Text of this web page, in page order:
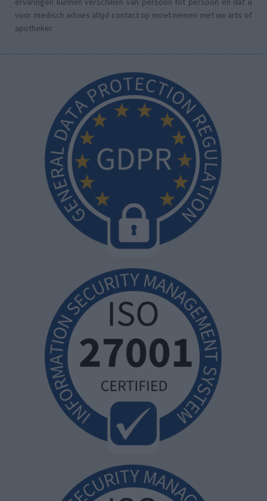
voor medisch advies altijd contact op moet nemen met uw arts of
apotheker.